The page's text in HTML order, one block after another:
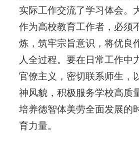
实际工作交流了学习体会。
作为高校教育工作者，必须
炼，筑牢宗旨意识，将优良
人全过程。要在日常工作中
官僚主义，密切联系师生，
神风貌，积极服务学校高质
培养德智体美劳全面发展的
育力量。